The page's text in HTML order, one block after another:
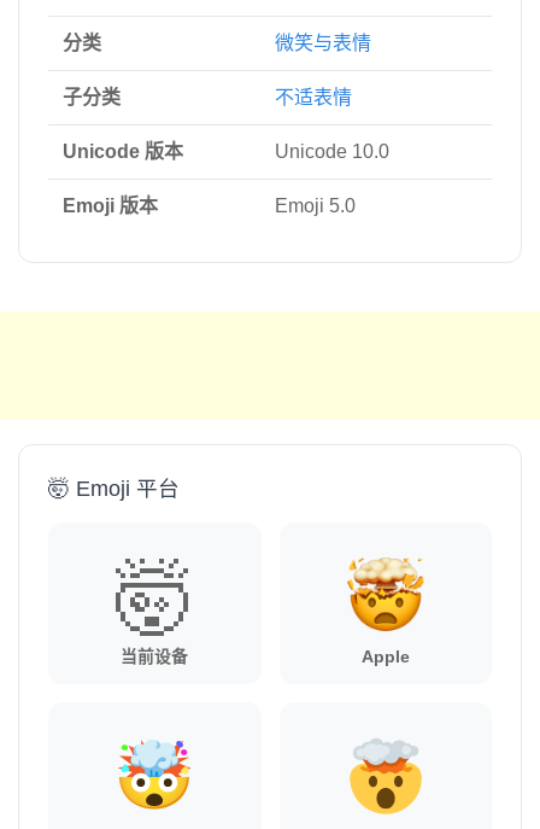
分类 微笑与表情
子分类 不适表情
Unicode 版本 Unicode 10.0
Emoji 版本 Emoji 5.0
🤯 Emoji 平台
🤯
当前设备 Apple